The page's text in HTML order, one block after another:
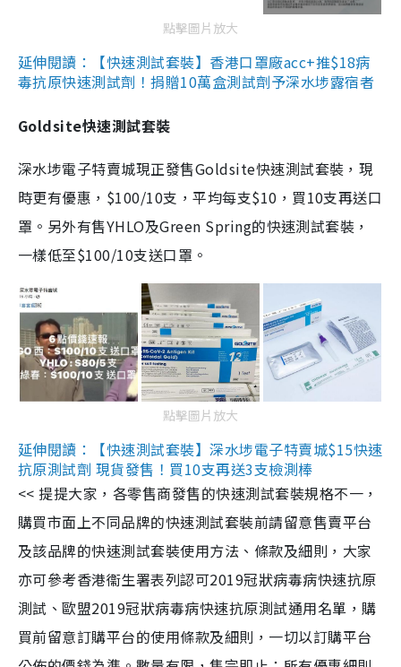
點擊圖片放大
延伸閱讀：【快速測試套裝】香港口罩廠acc+推$18病
毒抗原快速測試劑！捐贈10萬盒測試劑予深水埗露宿者
Goldsite快速測試套裝
深水埗電子特賣城現正發售Goldsite快速測試套裝，現
時更有優惠，$100/10支，平均每支$10，買10支再送口
罩。另外有售YHLO及Green Spring的快速測試套裝，
一樣低至$100/10支送口罩。
點擊圖片放大
延伸閱讀：【快速測試套裝】深水埗電子特賣城$15快速
抗原測試劑 現貨發售！買10支再送3支檢測棒
<< 提提大家，各零售商發售的快速測試套裝規格不一，
購買市面上不同品牌的快速測試套裝前請留意售賣平台
及該品牌的快速測試套裝使用方法、條款及細則，大家
亦可參考香港衞生署表列認可2019冠狀病毒病快速抗原
測試、歐盟2019冠狀病毒病快速抗原測試通用名單，購
買前留意訂購平台的使用條款及細則，一切以訂購平台